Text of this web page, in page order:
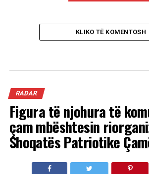
KLIKO TË KOMENTOSH
RADAR
Figura të njohura të
çam mbështesin
Shoqatës Patriotike